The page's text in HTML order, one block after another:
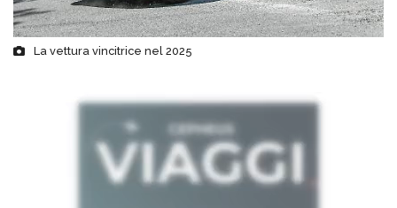
La vettura vincitrice nel 2025